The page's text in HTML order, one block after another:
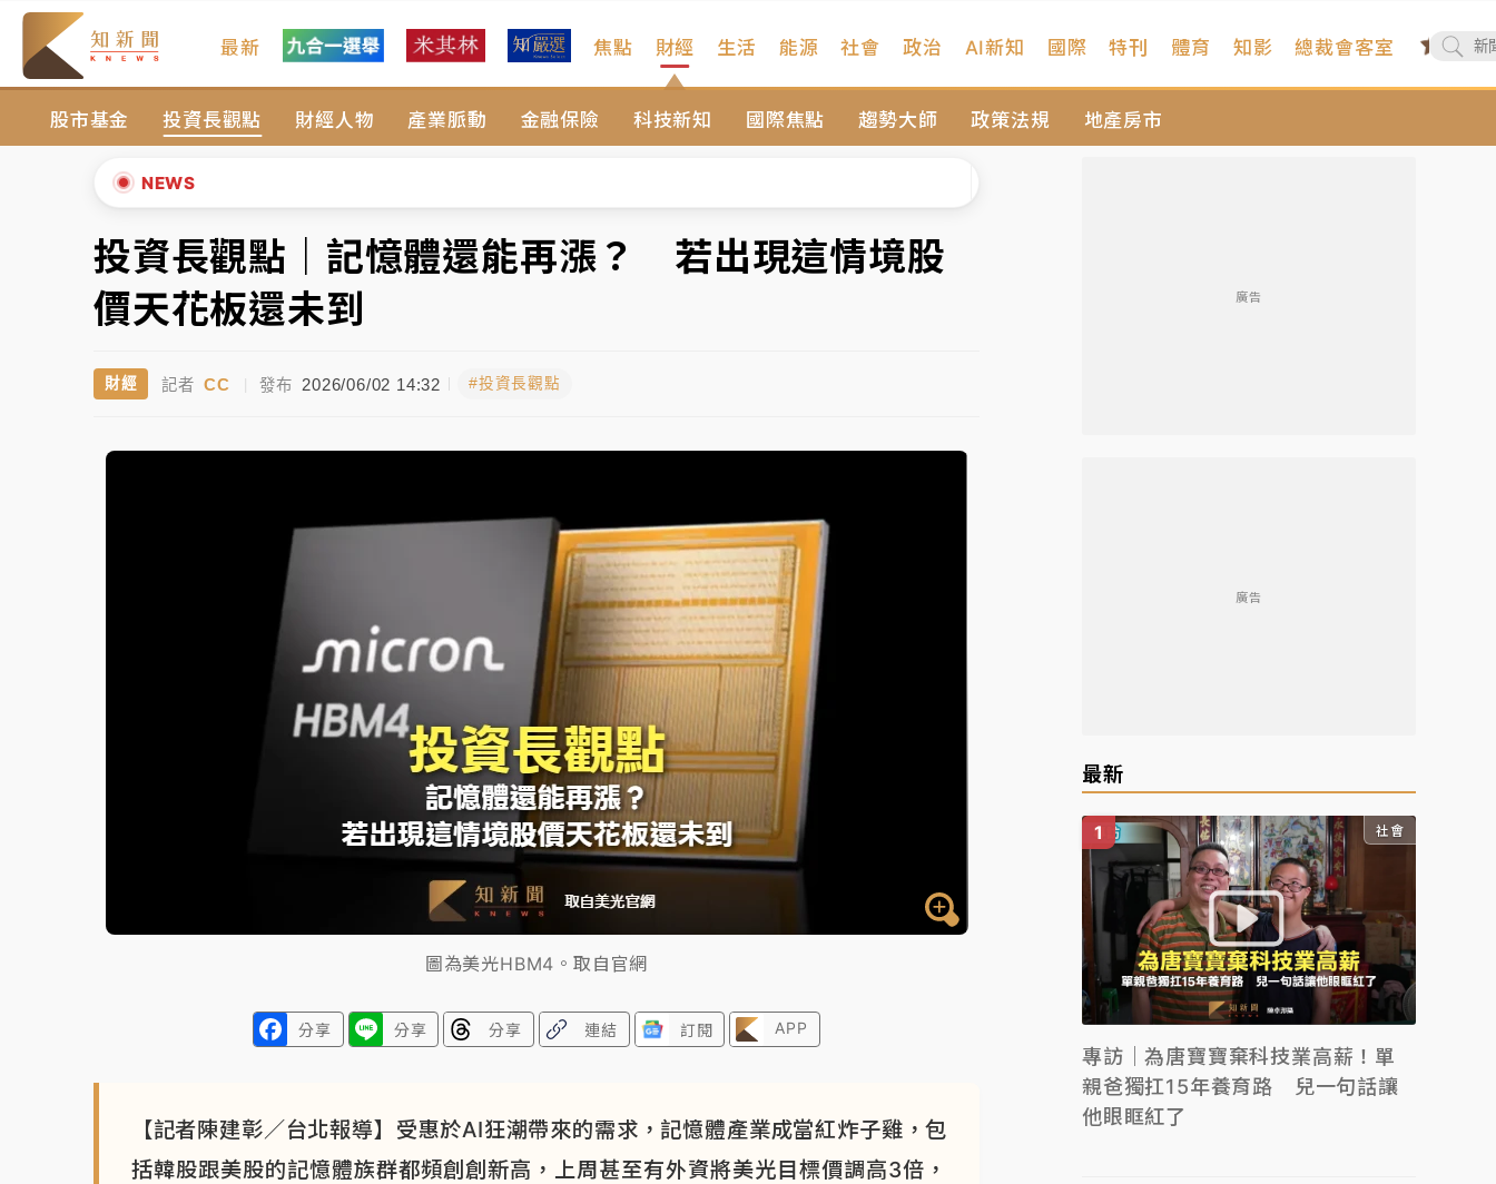
最新 焦點 財經
股市基金 投資長觀點 財經人物 產業脈動 金融保險 科技新知 國際焦點 趨勢大師 政策法規 地產房市
生活 能源 社會 政治 AI新知 國際 特刊 體育 知影 總裁會客室
NEWS
暑假過三周才推「E宿新北打卡趣」！抽獎程序複雜 觀旅局回應了
中信慈善基金會想增加董事人數！辜仲諒向法院聲請遭駁 理由曝光
故宮《龍藏經》特展第2檔！今線上預約開賣一度塞車 周六起展出延長至晚上7時
台東農業處長涉圖利渡假村！東檢抗告成功 今重開羈押庭
女律師陳昱瑄詐慈濟10億！黃金158kg遭查扣畫面曝光
故宮《龍藏經》特展第2檔！今線上預約開賣一度塞車 周六起展出延長至晚上7時
台東農業處長涉圖利渡假村！東檢抗告成功 今重開羈押庭
父親節泡湯了！中颱白海豚雨彈轟3天 「紅到發紫」降雨熱區曝
▲
▼
投資長觀點｜記憶體還能再漲？ 若出現這情境股
價天花板還未到
財經 記者 CC | 發布 2026/06/02 14:32 #投資長觀點
圖為美光HBM4。取自官網
分享 分享 分享 連結 訂閱 APP
【記者陳建彰／台北報導】受惠於AI狂潮帶來的需求，記憶體產業成當紅炸子雞，包
括韓股跟美股的記憶體族群都頻創創新高，上周甚至有外資將美光目標價調高3倍，
廣告
廣告
最新
社會
專訪｜為唐寶寶棄科技業高薪！單
親爸獨扛15年養育路 兒一句話讓
他眼眶紅了